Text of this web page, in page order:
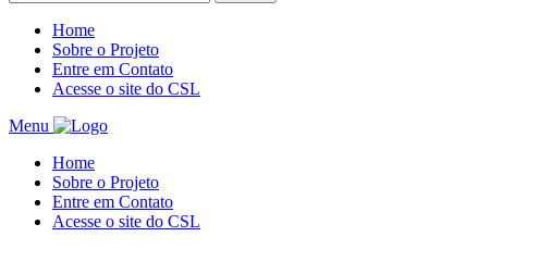
Home
Sobre o Projeto
Entre em Contato
Acesse o site do CSL
Menu
Home
Sobre o Projeto
Entre em Contato
Acesse o site do CSL